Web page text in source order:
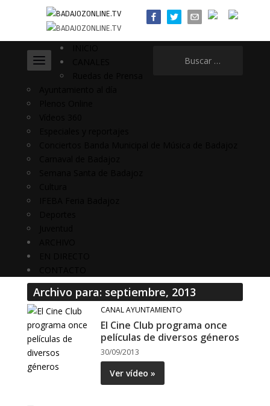
Archivo para: septiembre, 2013
CANAL AYUNTAMIENTO
El Cine Club programa once
películas de diversos géneros
30/09/2013
Ver vídeo »